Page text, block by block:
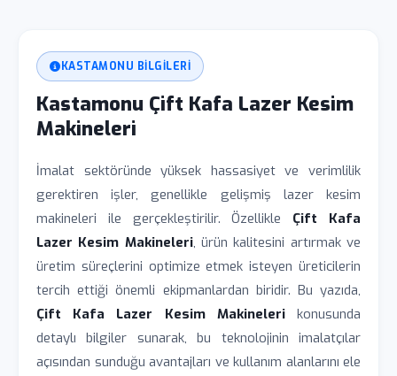
KASTAMONU BILGILERI
Kastamonu Çift Kafa Lazer Kesim
Makineleri
İmalat sektöründe yüksek hassasiyet ve verimlilik
gerektiren işler, genellikle gelişmiş lazer kesim
makineleri ile gerçekleştirilir. Özellikle Çift Kafa
Lazer Kesim Makineleri, ürün kalitesini artırmak ve
üretim süreçlerini optimize etmek isteyen üreticilerin
tercih ettiği önemli ekipmanlardan biridir. Bu yazıda,
Çift Kafa Lazer Kesim Makinelerikonusunda
detaylı bilgiler sunarak, bu teknolojinin imalatçılar
açısından sunduğu avantajları ve kullanım alanlarını ele